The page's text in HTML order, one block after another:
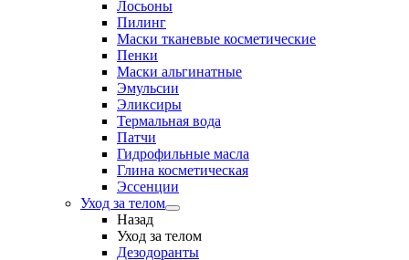
Лосьоны
Пилинг
Маски тканевые косметические
Пенки
Маски альгинатные
Эмульсии
Эликсиры
Термальная вода
Патчи
Гидрофильные масла
Глина косметическая
Эссенции
Уход за телом
Назад
Уход за телом
Дезодоранты